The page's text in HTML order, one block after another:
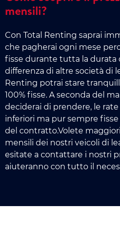
mensili?
Con Total Renting saprai
che pagherai ogni mese
fisse durante tutta la durata
differenza di altre società di
Renting potrai stare
100% fisse. A seconda del
deciderai di prendere, le
inferiori ma pur sempre
del contratto.Volete
mensili dei nostri veicoli di
esitate a contattare i nostri
aiuteranno con tutto il